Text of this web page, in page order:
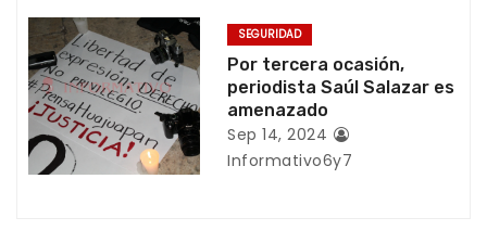
n
t
r
a
SEGURIDAD
Por tercera ocasión,
periodista Saúl Salazar es
amenazado
Sep 14, 2024
Informativo6y7